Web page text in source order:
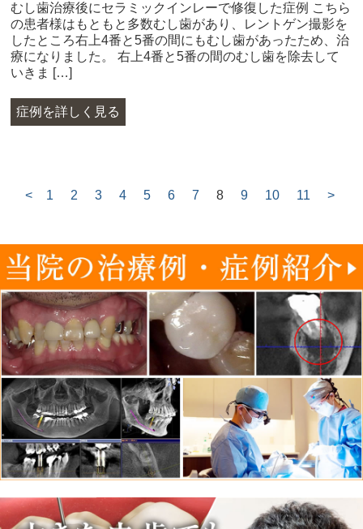
むし歯治療後にセラミックインレーで修復した症例 こちら
の患者様はもともと多数むし歯があり、レントゲン撮影を
したところ右上4番と5番の間にもむし歯があったため、治
療になりました。 右上4番と5番の間のむし歯を除去して
いきま […]
症例を詳しく見る
< 1 2 3 4 5 6 7 8 9 10 11 >